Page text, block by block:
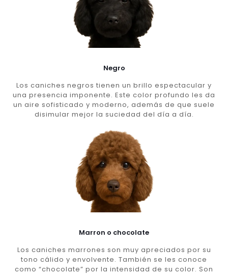
Negro
Los caniches negros tienen un brillo espectacular y
una presencia imponente. Este color profundo les da
un aire sofisticado y moderno, además de que suele
disimular mejor la suciedad del día a día.
Marron o chocolate
Los caniches marrones son muy apreciados por su
tono cálido y envolvente. También se les conoce
como “chocolate” por la intensidad de su color. Son